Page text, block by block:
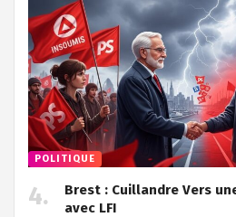
POLITIQUE
Brest : Cuillandre Vers
avec LFI